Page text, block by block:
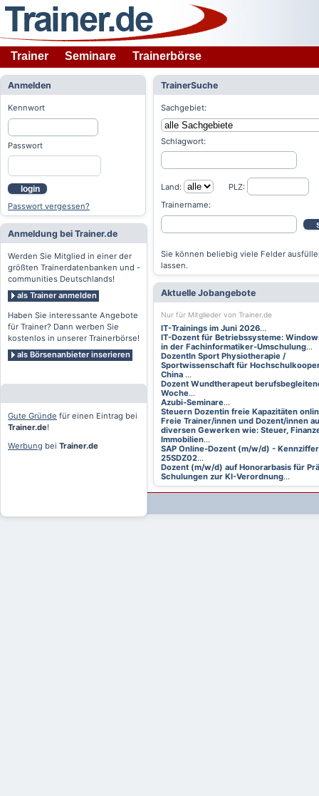
Trainer Seminare Trainerbörse
Anmelden
Kennwort
Passwort
login
Passwort vergessen?
Anmeldung bei Trainer.de
Werden Sie Mitglied in einer der
größten Trainerdatenbanken und -
communities Deutschlands!
als Trainer anmelden
Haben Sie interessante Angebote
für Trainer? Dann werben Sie
kostenlos in unserer Trainerbörse!
als Börsenanbieter inserieren
Gute Gründe für einen Eintrag bei
Trainer.de!
Werbung bei Trainer.de
TrainerSuche
Sachgebiet:
Schlagwort:
Land:
PLZ:
Trainername:
Sie können beliebig viele Felder
lassen.
Aktuelle Jobangebote
Nur für Mitglieder von Trainer.de
IT-Trainings im Juni 2026...
IT-Dozent für Betriebssysteme:
in der Fachinformatiker-Umschulung...
DozentIn Sport Physiotherapie /
Sportwissenschaft für
China ...
Dozent Wundtherapeut
Woche...
Azubi-Seminare...
Steuern Dozentin freie Kapazitäten
Freie Trainer/innen und Dozent/innen
diversen Gewerken wie: Steuer,
Immobilien...
SAP Online-Dozent (m/w/d) -
25SDZ02...
Dozent (m/w/d) auf Honorarbasis für
Schulungen zur KI-Verordnung...